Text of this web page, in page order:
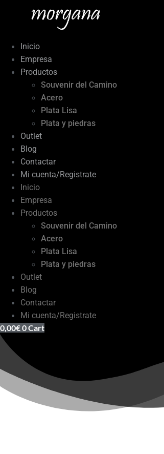
Inicio
Empresa
Productos
Souvenir del Camino
Acero
Plata Lisa
Plata y piedras
Outlet
Blog
Contactar
Mi cuenta/Registrate
Inicio
Empresa
Productos
Souvenir del Camino
Acero
Plata Lisa
Plata y piedras
Outlet
Blog
Contactar
Mi cuenta/Registrate
0,00€0Cart